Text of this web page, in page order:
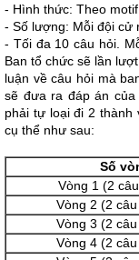
- Hình thức: Theo
- Số lượng: Mỗi đội cử
- Tối đa 10 câu hỏi.
Ban tổ chức sẽ lần
luận về câu hỏi mà
sẽ đưa ra đáp án
phải tự loại đi 2 thành
cụ thể như sau:
Số
Vòng 1 (2
Vòng 2 (2
Vòng 3 (2
Vòng 4 (2